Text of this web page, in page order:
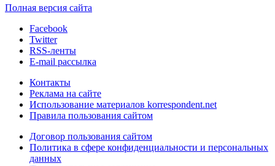
Полная версия сайта
Facebook
Twitter
RSS-ленты
E-mail рассылка
Контакты
Реклама на сайте
Использование материалов korrespondent.net
Правила пользования сайтом
Договор пользования сайтом
Политика в сфере конфиденциальности и персональных
данных